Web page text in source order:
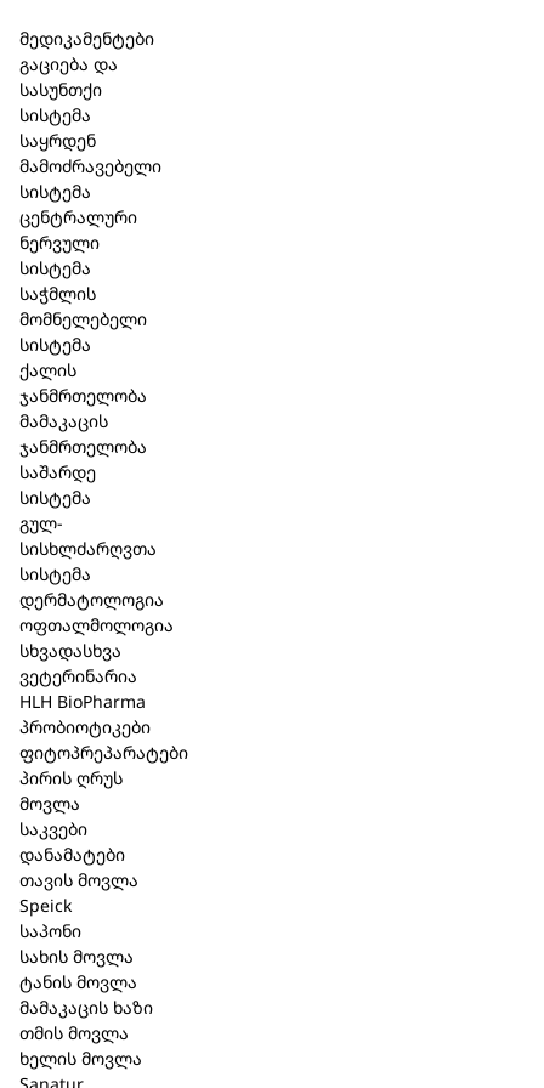
მედიკამენტები
გაციება და
სასუნთქი
სისტემა
საყრდენ
მამოძრავებელი
სისტემა
ცენტრალური
ნერვული
სისტემა
საჭმლის
მომნელებელი
სისტემა
ქალის
ჯანმრთელობა
მამაკაცის
ჯანმრთელობა
საშარდე
სისტემა
გულ-
სისხლძარღვთა
სისტემა
დერმატოლოგია
ოფთალმოლოგია
სხვადასხვა
ვეტერინარია
HLH BioPharma
პრობიოტიკები
ფიტოპრეპარატები
პირის ღრუს
მოვლა
საკვები
დანამატები
თავის მოვლა
Speick
საპონი
სახის მოვლა
ტანის მოვლა
მამაკაცის ხაზი
თმის მოვლა
ხელის მოვლა
მუსკულუს სუის-ინელ ფორტე /
Musculus suis-Injeel forte 1.1 მლ. 5
ამპულა
კატეგორია:
მოკლე აღწერა
ფარმაკოლოგიური
ჰომეოპათიური პრეპარატი.
გამოშვებისფორმა:
პარენტერალური გამოყენებისთვის.
შემადგენლობა